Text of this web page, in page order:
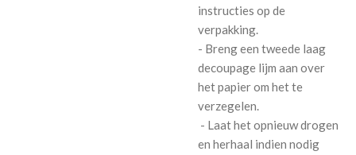
instructies op de
verpakking.
- Breng een tweede laag
decoupage lijm aan over
het papier om het te
verzegelen.
- Laat het opnieuw drogen
en herhaal indien nodig